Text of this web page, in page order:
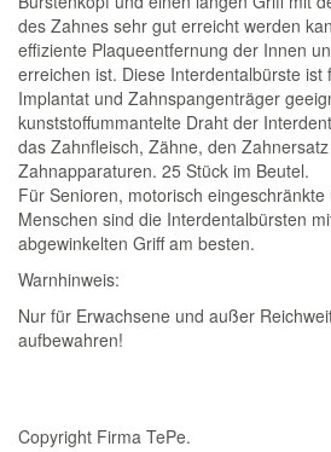
des Zahnes sehr gut erreicht werden
effiziente Plaqueentfernung der Innen
erreichen ist. Diese Interdentalbürste ist
Implantat und Zahnspangenträger
kunststoffummantelte Draht der
das Zahnfleisch, Zähne, den
Zahnapparaturen. 25 Stück im Beutel.
Für Senioren, motorisch
Menschen sind die Interdentalbürsten
abgewinkelten Griff am besten.
Warnhinweis:
Nur für Erwachsene und außer
aufbewahren!
Copyright Firma TePe.